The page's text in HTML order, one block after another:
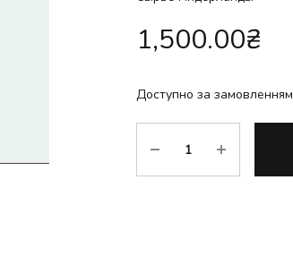
1,500.00₴
Доступно за замовленням